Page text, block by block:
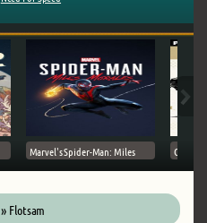
Marvel's Spider-Man: Miles Ghost
» Flotsam